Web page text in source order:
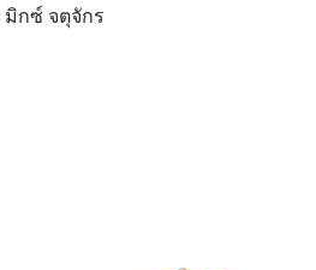
มิกซ์ จตุจักร